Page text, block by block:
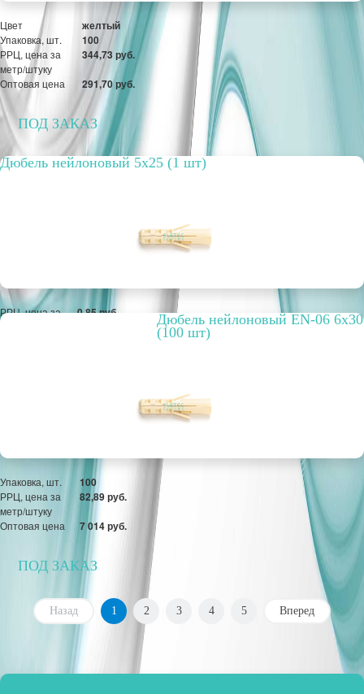
Цвет желтый
Упаковка, шт. 100
РРЦ, цена за
метр/штуку
344,73 руб.
Оптовая цена 291,70 руб.
ПОД ЗАКАЗ
Дюбель нейлоновый 5х25 (1 шт)
РРЦ, цена за
0,85 руб.
Дюбель нейлоновый EN-06 6х30
(100 шт)
Упаковка, шт. 100
РРЦ, цена за
метр/штуку
82,89 руб.
Оптовая цена 7 014 руб.
ПОД ЗАКАЗ
Назад 1 2 3 4 5 Вперед